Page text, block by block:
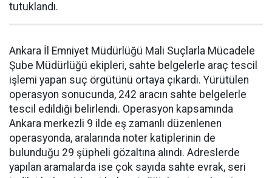
tutuklandı.
Ankara İl Emniyet Müdürlüğü Mali Suçlarla Mücadele
Şube Müdürlüğü ekipleri, sahte belgelerle araç tescil
işlemi yapan suç örgütünü ortaya çıkardı. Yürütülen
operasyon sonucunda, 242 aracın sahte belgelerle
tescil edildiği belirlendi. Operasyon kapsamında
Ankara merkezli 9 ilde eş zamanlı düzenlenen
operasyonda, aralarında noter katiplerinin de
bulunduğu 29 şüpheli gözaltına alındı. Adreslerde
yapılan aramalarda ise çok sayıda sahte evrak, seri